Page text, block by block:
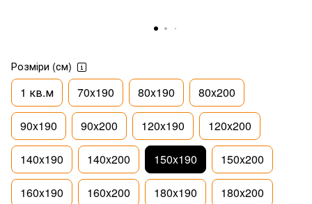
Розміри (см)
1 кв.м 70x190 80x190 80x200
90x190 90x200 120x190 120x200
140x190 140x200 150x190 150x200
160x190 160x200 180x190 180x200